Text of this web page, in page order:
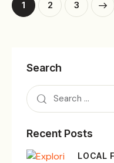
1 2 3
Search
Recent Posts
LOCAL